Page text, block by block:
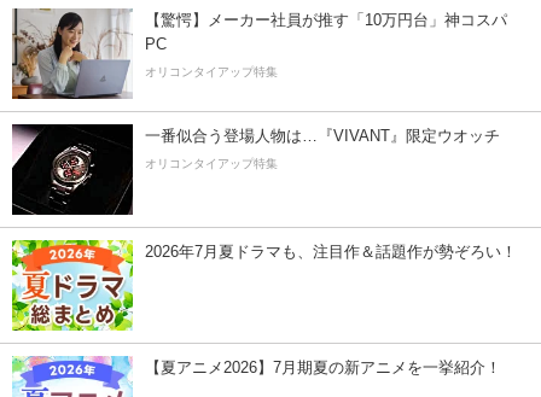
【驚愕】メーカー社員が推す「10万円台」神コスパ
PC
オリコンタイアップ特集
一番似合う登場人物は…『VIVANT』限定ウオッチ
オリコンタイアップ特集
2026年7月夏ドラマも、注目作＆話題作が勢ぞろい！
【夏アニメ2026】7月期夏の新アニメを一挙紹介！